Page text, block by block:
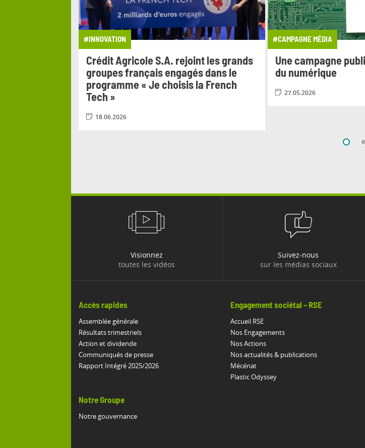
#INNOVATION
Crédit Agricole S.A. rejoint les grands
groupes français engagés dans le
programme « Je choisis la French
Tech »
18.06.2026
#CAMPAGNE MÉDIA
Une campagne
du numérique
27.05.2026
Visionnez
toutes les vidéos
Suivez-nous
sur les médias sociaux
Accès rapides
Assemblée générale
Résultats trimestriels
Action et dividende
Communiqués de presse
Rapport Intégré 2025/2026
Notre Groupe
Notre gouvernance
Engagement sociétal – RSE
Accueil RSE
Nos Engagements
Nos Actions
Nos actualités & publications
Mécénat
Plastic Odyssey